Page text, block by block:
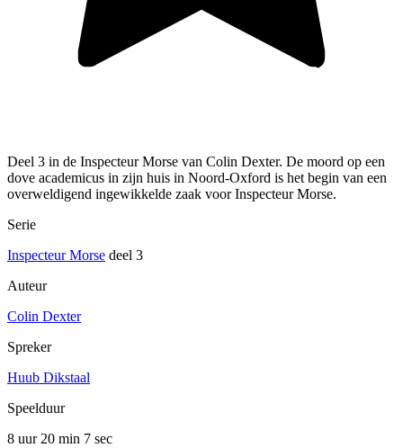
Deel 3 in de Inspecteur Morse van Colin Dexter. De moord op een
dove academicus in zijn huis in Noord-Oxford is het begin van een
overweldigend ingewikkelde zaak voor Inspecteur Morse.
Serie
Inspecteur Morse deel 3
Auteur
Colin Dexter
Spreker
Huub Dikstaal
Speelduur
8 uur 20 min 7 sec